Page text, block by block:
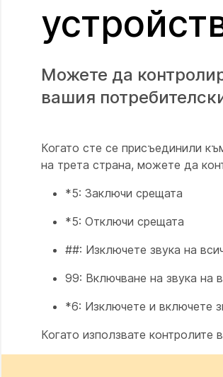
Можете да
вашия
Когато сте се присъединили
на трета страна, можете да
*5: Заключи срещата
*5: Отключи срещата
##: Изключете звука на
99: Включване на звука на
*6: Изключете и включете
Когато използвате контролите